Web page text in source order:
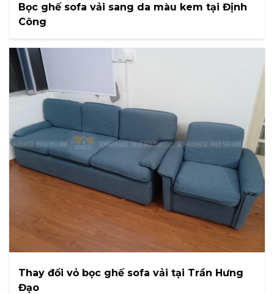
Bọc ghế sofa vải sang da màu kem tại Định
Công
Thay đổi vỏ bọc ghế sofa vải tại Trần Hưng
Đạo